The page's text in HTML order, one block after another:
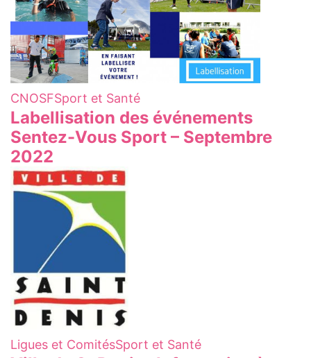
CNOSFSport et Santé
Labellisation des événements
Sentez-Vous Sport – Septembre
2022
Ligues et ComitésSport et Santé